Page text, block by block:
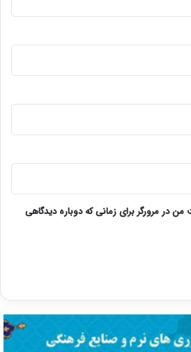
در مرورگر برای زمانی که دوباره دیدگاهی